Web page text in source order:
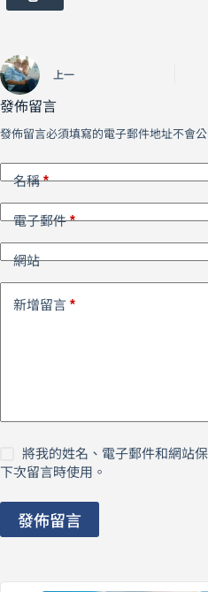
上一
發佈留言
發佈留言必須填寫的電子郵件地址不會公
名稱*
電子郵件*
網站
新增留言 *
將我的姓名、電子郵件和網站
下次留言時使用。
發佈留言